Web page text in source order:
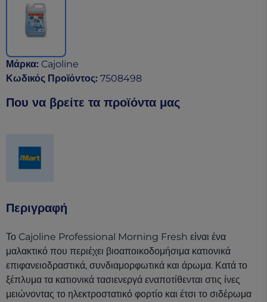
Μάρκα: Cajoline
Κωδικός Προϊόντος: 7508498
Που να βρείτε τα προϊόντα μας
Περιγραφή
Το Cajoline Professional Morning Fresh είναι ένα
μαλακτικό που περιέχει βιοαποικοδομήσιμα κατιονικά
επιφανειοδραστικά, συνδιαμορφωτικά και άρωμα. Κατά το
ξέπλυμα τα κατιονικά τασιενεργά εναποτίθενται στις ίνες
μειώνοντας το ηλεκτροστατικό φορτίο και έτσι το σιδέρωμα